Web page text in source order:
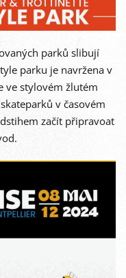
parků slibují
parku je navržena v
ve stylovém žlutém
v časovém
začít připravoat